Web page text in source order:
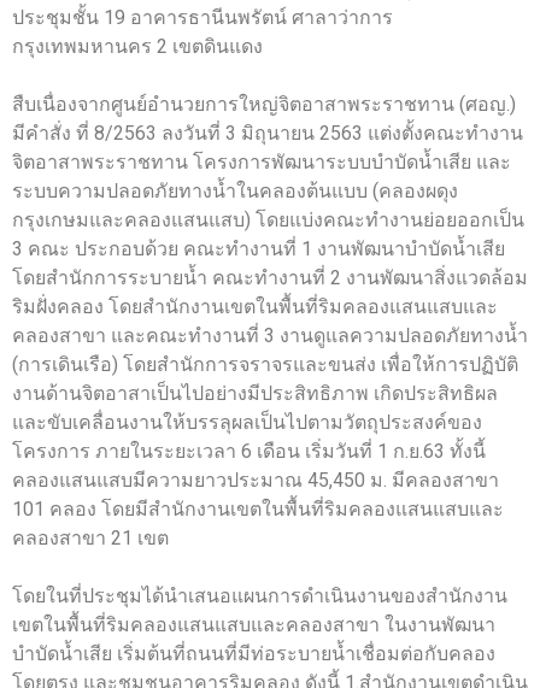
ประชุมชั้น 19 อาคารธานีนพรัตน์ ศาลาว่าการ
กรุงเทพมหานคร 2 เขตดินแดง
สืบเนื่องจากศูนย์อำนวยการใหญ่จิตอาสาพระราชทาน (ศอญ.)
มีคำสั่ง ที่ 8/2563 ลงวันที่ 3 มิถุนายน 2563 แต่งตั้งคณะทำงาน
จิตอาสาพระราชทาน โครงการพัฒนาระบบบำบัดน้ำเสีย และ
ระบบความปลอดภัยทางน้ำในคลองต้นแบบ (คลองผดุง
กรุงเกษมและคลองแสนแสบ) โดยแบ่งคณะทำงานย่อยออกเป็น
3 คณะ ประกอบด้วย คณะทำงานที่ 1 งานพัฒนาบำบัดน้ำเสีย
โดยสำนักการระบายน้ำ คณะทำงานที่ 2 งานพัฒนาสิ่งแวดล้อม
ริมฝั่งคลอง โดยสำนักงานเขตในพื้นที่ริมคลองแสนแสบและ
คลองสาขา และคณะทำงานที่ 3 งานดูแลความปลอดภัยทางน้ำ
(การเดินเรือ) โดยสำนักการจราจรและขนส่ง เพื่อให้การปฏิบัติ
งานด้านจิตอาสาเป็นไปอย่างมีประสิทธิภาพ เกิดประสิทธิผล
และขับเคลื่อนงานให้บรรลุผลเป็นไปตามวัตถุประสงค์ของ
โครงการ ภายในระยะเวลา 6 เดือน เริ่มวันที่ 1 ก.ย.63 ทั้งนี้
คลองแสนแสบมีความยาวประมาณ 45,450 ม. มีคลองสาขา
101 คลอง โดยมีสำนักงานเขตในพื้นที่ริมคลองแสนแสบและ
คลองสาขา 21 เขต
โดยในที่ประชุมได้นำเสนอแผนการดำเนินงานของสำนักงาน
เขตในพื้นที่ริมคลองแสนแสบและคลองสาขา ในงานพัฒนา
บำบัดน้ำเสีย เริ่มต้นที่ถนนที่มีท่อระบายน้ำเชื่อมต่อกับคลอง
โดยตรง และชุมชนอาคารริมคลอง ดังนี้ 1.สำนักงานเขตดำเนิน